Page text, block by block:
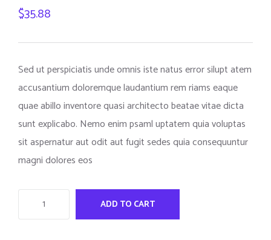
out of 5
based on
$35.88
Sed ut perspiciatis unde omnis iste natus error silupt atem
accusantium doloremque laudantium rem riams eaque
quae abillo inventore quasi architecto beatae vitae dicta
sunt explicabo. Nemo enim psaml uptatem quia voluptas
sit aspernatur aut odit aut fugit sedes quia consequuntur
magni dolores eos
ADD TO CART